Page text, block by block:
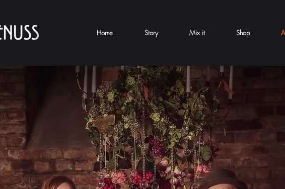
Home Story Mix it Shop